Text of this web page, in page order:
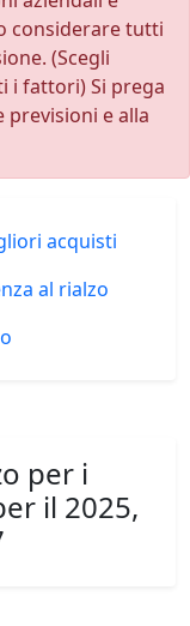
considerare tutti
(Scegli
i fattori) Si prega
previsioni e alla
acquisti
al rialzo
per i
il 2025,